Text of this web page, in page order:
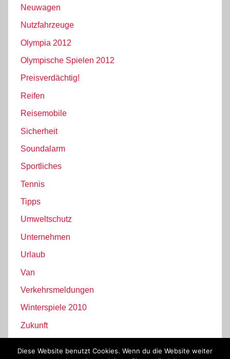
Neuwagen
Nutzfahrzeuge
Olympia 2012
Olympische Spielen 2012
Preisverdächtig!
Reifen
Reisemobile
Sicherheit
Soundalarm
Sportliches
Tennis
Tipps
Umweltschutz
Unternehmen
Urlaub
Van
Verkehrsmeldungen
Winterspiele 2010
Zukunft
Diese Website benutzt Cookies. Wenn du die Website weiter